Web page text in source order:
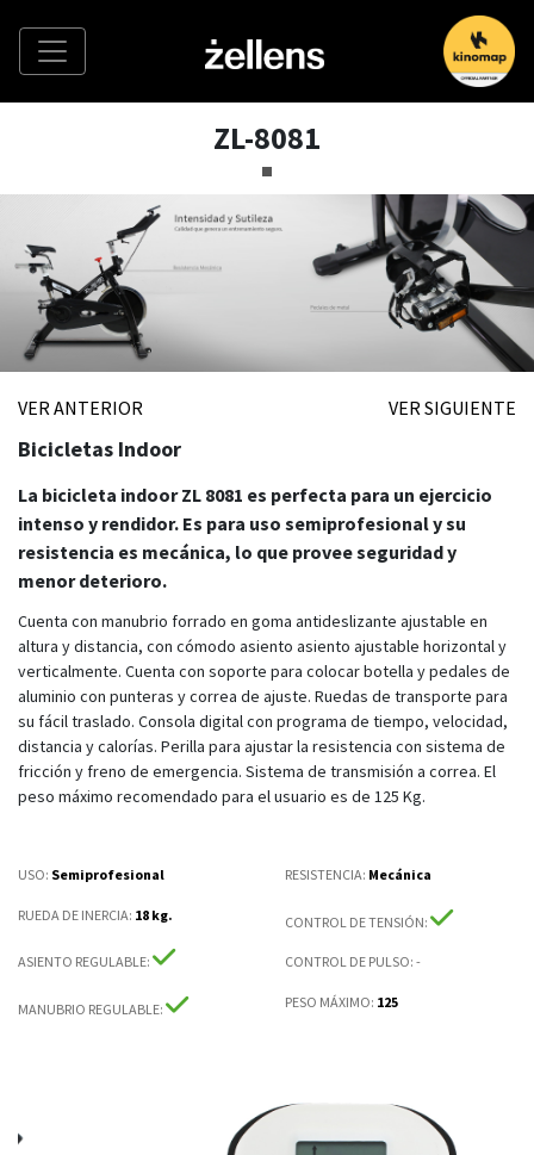
ZL-8081
VER ANTERIOR VER SIGUIENTE
Bicicletas Indoor
La bicicleta indoor ZL 8081 es perfecta para un ejercicio
intenso y rendidor. Es para uso semiprofesional y su
resistencia es mecánica, lo que provee seguridad y
menor deterioro.
Cuenta con manubrio forrado en goma antideslizante ajustable en
altura y distancia, con cómodo asiento asiento ajustable horizontal y
verticalmente. Cuenta con soporte para colocar botella y pedales de
aluminio con punteras y correa de ajuste. Ruedas de transporte para
su fácil traslado. Consola digital con programa de tiempo, velocidad,
distancia y calorías. Perilla para ajustar la resistencia con sistema de
fricción y freno de emergencia. Sistema de transmisión a correa. El
peso máximo recomendado para el usuario es de 125 Kg.
USO: Semiprofesional
RUEDA DE INERCIA: 18 kg.
ASIENTO REGULABLE:
MANUBRIO REGULABLE:
RESISTENCIA: Mecánica
CONTROL DE TENSIÓN:
CONTROL DE PULSO: -
PESO MÁXIMO: 125